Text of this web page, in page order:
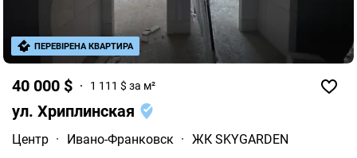
40 000 $ 1 111 $ за м²
ул. Хриплинская
Центр · Ивано-Франковск · ЖК SKYGARDEN
ПЕРЕВІРЕНА КВАРТИРА